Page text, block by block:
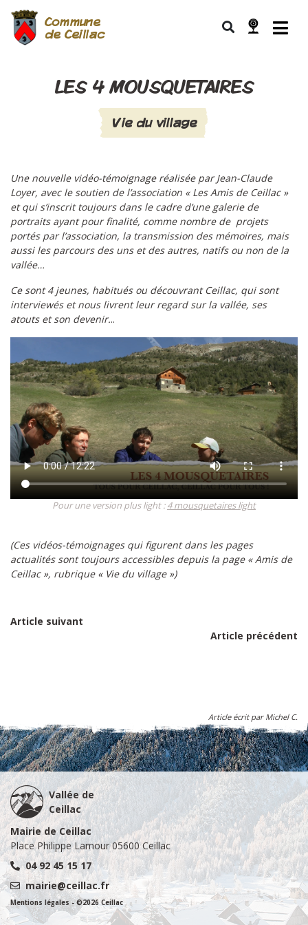
Commune
de Ceillac
LES 4 MOUSQUETAIRES
Vie du village
Une nouvelle vidéo-témoignage réalisée par Jean-Claude
Loyer, avec le soutien de l’association « Les Amis de Ceillac »
et qui s’inscrit toujours dans le cadre d’une galerie de
portraits ayant pour finalité, comme nombre de projets
portés par l’association, la transmission des mémoires, mais
aussi les parcours des uns et des autres, natifs ou non de la
vallée…
Ce sont 4 jeunes, habitués ou découvrant Ceillac, qui sont
interviewés et nous livrent leur regard sur la vallée, ses
atouts et son devenir...
Pour une version plus light :4 mousquetaires light
(Ces vidéos-témoignages qui figurent dans les pages
actualités sont toujours accessibles depuis la page « Amis de
Ceillac », rubrique « Vie du village »)
Article suivant
Article précédent
Article écrit par Michel C.
Vallée de
Ceillac
Mairie de Ceillac
Place Philippe Lamour 05600 Ceillac
04 92 45 15 17
mairie@ceillac.fr
Mentions légales- ©2026 Ceillac